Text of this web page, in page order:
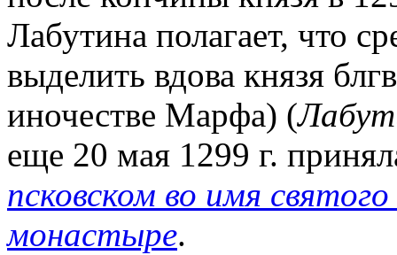
Лабутина полагает, что
выделить вдова князя
иночестве Марфа) (
еще 20 мая 1299 г.
псковском во имя
монастыре.